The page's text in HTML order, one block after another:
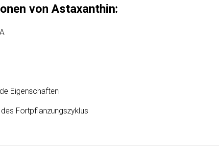
von Astaxanthin:
Eigenschaften
Fortpflanzungszyklus